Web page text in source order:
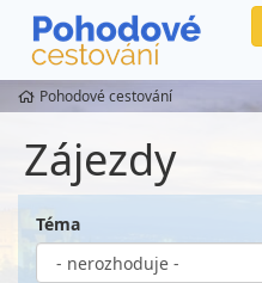
Pohodové cestování
Zájezdy
Téma